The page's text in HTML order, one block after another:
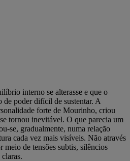
interno se alterasse e que o
de poder difícil de sustentar. A
forte de Mourinho, criou
tornou inevitável. O que parecia um
se, gradualmente, numa relação
cada vez mais visíveis. Não através
meio de tensões subtis, silêncios